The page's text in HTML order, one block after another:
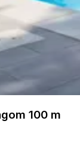
100 m